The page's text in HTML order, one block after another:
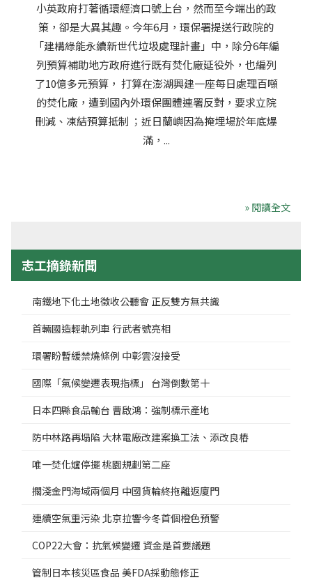
小英政府打著循環經濟口號上台，然而至今端出的政
策，卻是大異其趣。今年6月，環保署提送行政院的
「建構綠能永續新世代垃圾處理計畫」中，除分6年編
列預算補助地方政府進行既有焚化廠延役外，也編列
了10億多元預算， 打算在澎湖興建一座每日處理百噸
的焚化廠，遭到國內外環保團體連署反對，要求立院
刪減、凍結預算抵制 ；近日蘭嶼因為掩埋場於年底爆
滿，...
» 閱讀全文
志工摘錄新聞
南鐵地下化土地徵收公聽會 正反雙方無共識
首輛國造輕軌列車 行武者號亮相
環署盼暫緩禁燒條例 中彰雲沒接受
國際「氣候變遷表現指標」 台灣倒數第十
日本四縣食品輸台 曹啟鴻：強制標示產地
防中林路再塌陷 大林電廠改建案換工法、添改良樁
唯一焚化爐停擺 桃園規劃第二座
擱淺金門海域兩個月 中國貨輪終拖離返廈門
連續空氣重污染 北京拉響今冬首個橙色預警
COP22大會：抗氣候變遷 資金是首要議題
管制日本核災區食品 美FDA採動態修正